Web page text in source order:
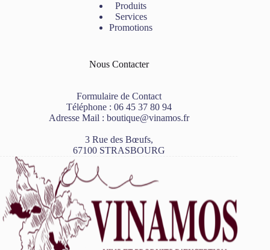
Produits
Services
Promotions
Nous Contacter
Formulaire de Contact
Téléphone : 06 45 37 80 94
Adresse Mail : boutique@vinamos.fr
3 Rue des Bœufs,
67100 STRASBOURG